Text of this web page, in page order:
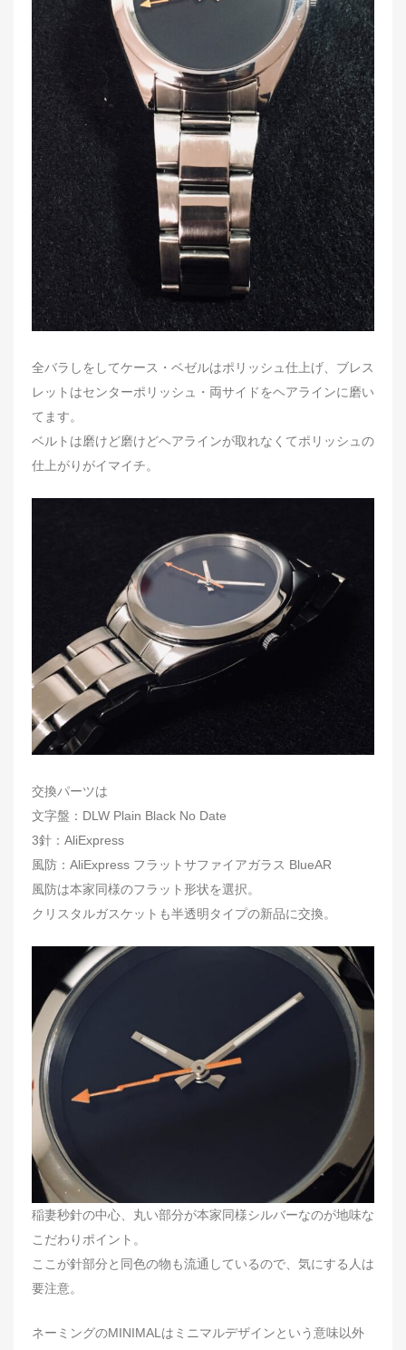
全バラしをしてケース・ベゼルはポリッシュ仕上げ、ブレス
レットはセンターポリッシュ・両サイドをヘアラインに磨い
てます。
ベルトは磨けど磨けどヘアラインが取れなくてポリッシュの
仕上がりがイマイチ。
交換パーツは
文字盤：DLW Plain Black No Date
3針：AliExpress
風防：AliExpress フラットサファイアガラス BlueAR
風防は本家同様のフラット形状を選択。
クリスタルガスケットも半透明タイプの新品に交換。
稲妻秒針の中心、丸い部分が本家同様シルバーなのが地味な
こだわりポイント。
ここが針部分と同色の物も流通しているので、気にする人は
要注意。
ネーミングのMINIMALはミニマルデザインという意味以外